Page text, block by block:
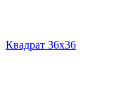
Квадрат 36х36